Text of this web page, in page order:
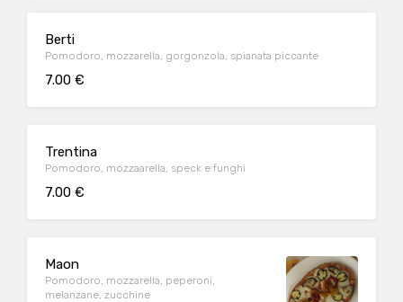
Berti
Pomodoro, mozzarella, gorgonzola, spianata piccante
7.00 €
Trentina
Pomodoro, mozzaarella, speck e funghi
7.00 €
Maon
Pomodoro, mozzarella, peperoni,
melanzane, zucchine